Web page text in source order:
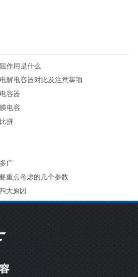
作用是什么
解电容器对比及注意事项
容器
电容
拼
广
重点考虑的几个参数
大原因